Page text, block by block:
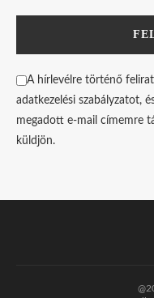
A hírlevélre történő
adatkezelési szabályzatot,
megadott e-mail címemre
küldjön.